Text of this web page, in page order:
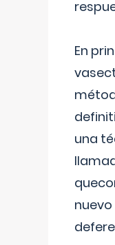
En
una
defere